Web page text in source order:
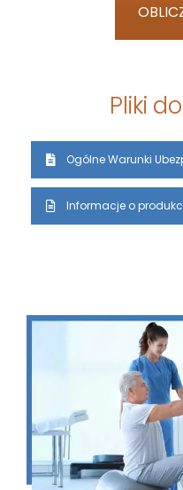
Pliki
Ogólne Warunki
Informacje o